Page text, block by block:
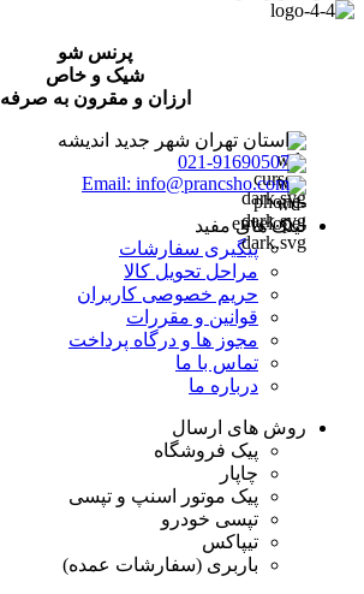
پرنس شو
شیک و خاص
ارزان و مقرون به صرفه
استان تهران شهر جدید اندیشه
021-91690507
Email: info@prancsho.com
لینک های مفید
پیگیری سفارشات
مراحل تحویل کالا
حریم خصوصی کاربران
قوانین و مقررات
مجوز ها و درگاه پرداخت
تماس با ما
درباره ما
روش های ارسال
پیک فروشگاه
چاپار
پیک موتور اسنپ و تپسی
تپسی خودرو
تیپاکس
باربری (سفارشات عمده)